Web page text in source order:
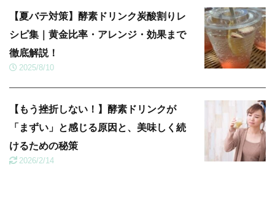
【夏バテ対策】酵素ドリンク炭酸割りレ
シピ集｜黄金比率・アレンジ・効果まで
徹底解説！
2025/8/10
【もう挫折しない！】酵素ドリンクが
「まずい」と感じる原因と、美味しく続
けるための秘策
2026/2/14